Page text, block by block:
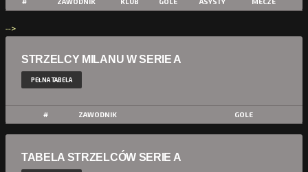
-->
STRZELCY MILANU W SERIE A
PEŁNA TABELA
# ZAWODNIK GOLE
TABELA STRZELCÓW SERIE A